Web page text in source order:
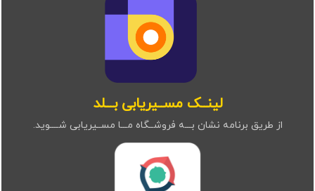
لینــک مســیریابی بـــلد
از طریق برنامه نشان بـــه فروشــگاه مـــا مســیریابی شــــوید.